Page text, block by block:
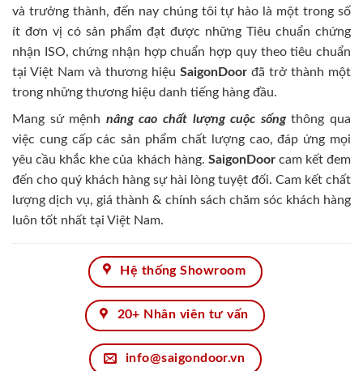
và trưởng thành, đến nay chúng tôi tự hào là một trong số
ít đơn vị có sản phẩm đạt được những Tiêu chuẩn chứng
nhận ISO, chứng nhận hợp chuẩn hợp quy theo tiêu chuẩn
tại Việt Nam và thương hiệu SaigonDoor đã trở thành một
trong những thương hiệu danh tiếng hàng đầu.
Mang sứ mệnh nâng cao chất lượng cuộc sốngthông qua
việc cung cấp các sản phẩm chất lượng cao, đáp ứng mọi
yêu cầu khắc khe của khách hàng. SaigonDoorcam kết đem
đến cho quý khách hàng sự hài lòng tuyệt đối. Cam kết chất
lượng dịch vụ, giá thành & chính sách chăm sóc khách hàng
luôn tốt nhất tại Việt Nam.
Hệ thống Showroom
20+ Nhân viên tư vấn
info@saigondoor.vn